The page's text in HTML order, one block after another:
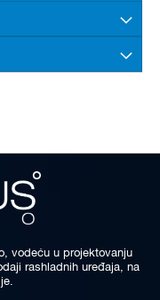
vodeću u projektovanju
rashladnih uređaja, na